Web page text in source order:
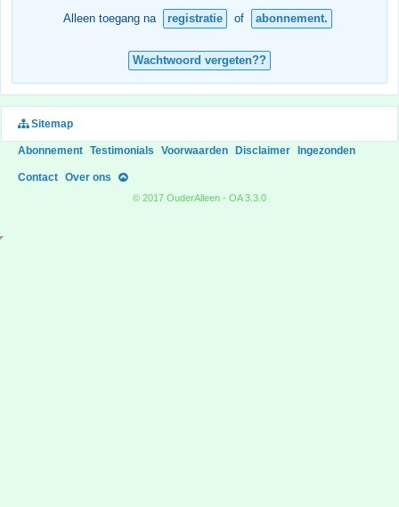
Alleen toegang na registratie of abonnement.
Wachtwoord vergeten??
Sitemap
Abonnement Testimonials Voorwaarden Disclaimer Ingezonden
Contact Over ons
© 2017 OuderAlleen - OA 3.3.0